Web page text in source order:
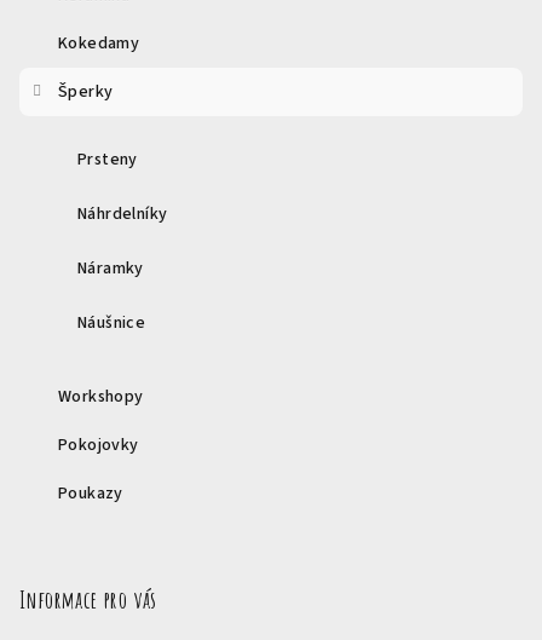
Kokedamy
Šperky
Prsteny
Náhrdelníky
Náramky
Náušnice
Workshopy
Pokojovky
Poukazy
Informace pro vás